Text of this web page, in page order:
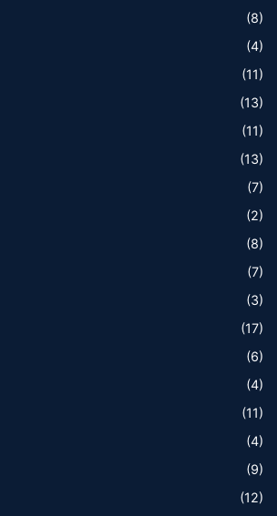
(8)
(4)
(11)
(13)
(11)
(13)
(7)
(2)
(8)
(7)
(3)
(17)
(6)
(4)
(11)
(4)
(9)
(12)